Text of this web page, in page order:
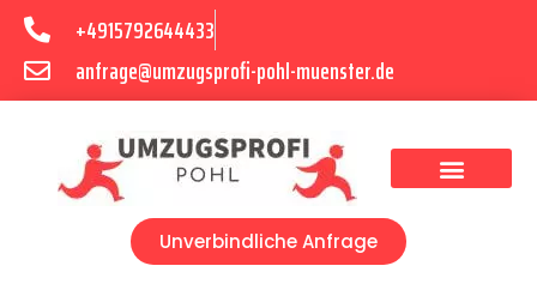
+4915792644433
anfrage@umzugsprofi-pohl-muenster.de
Unverbindliche Anfrage